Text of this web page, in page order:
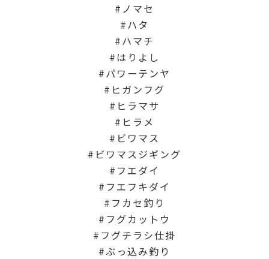
ノマセ
ハタ
ハマチ
はりよし
パワーテンヤ
ヒガンフグ
ヒラマサ
ヒラメ
ビワマス
ビワマスジギング
フエダイ
フエフキダイ
フカセ釣り
フグカットウ
フグチラシ仕掛
ぶっ込み釣り